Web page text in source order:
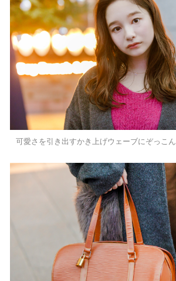
可愛さを引き出すかき上げウェーブにぞっこん